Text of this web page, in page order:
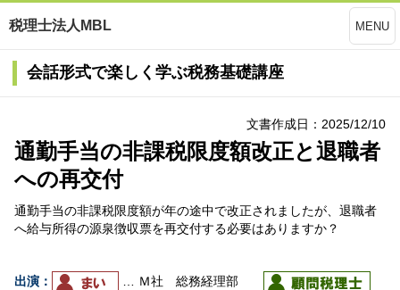
税理士法人MBL MENU
会話形式で楽しく学ぶ税務基礎講座
文書作成日：2025/12/10
通勤手当の非課税限度額改正と退職者
への再交付
通勤手当の非課税限度額が年の途中で改正されましたが、退職者
へ給与所得の源泉徴収票を再交付する必要はありますか？
出演：
… Ｍ社 総務経理部